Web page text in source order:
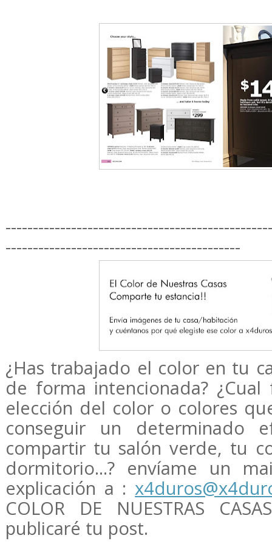
-------------------------------------------
¿Has trabajado el color en tu
de forma intencionada?
elección del color o colores
conseguir un determinado
compartir tu salón verde, tu
dormitorio...? envíame un
explicación a :
COLOR DE NUESTRAS
publicaré tu post.